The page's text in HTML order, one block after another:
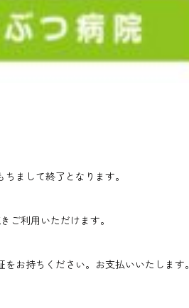
まして終了となります。
ご利用いただけます。
お持ちください。お支払いいたします。